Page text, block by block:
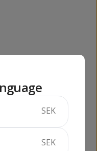
Remelluri Reserva
SEK
SEK